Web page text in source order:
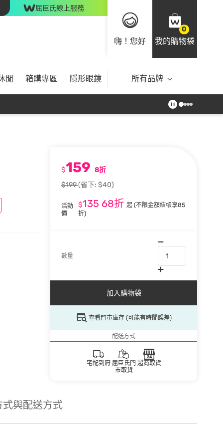
屈臣氏線上服務
嗨！您好
0
我的購物袋
閒 箱購專區 隱形眼鏡 所有品牌
$159 8折
$199(省下: $40)
活動
價
$135 68折 起 (不限金額結帳享85
折)
數量
加入購物袋
查看門市庫存 (可能有時間誤差)
配送方式
宅配到府 屈臣氏門
市取貨
超商取貨
式與配送方式